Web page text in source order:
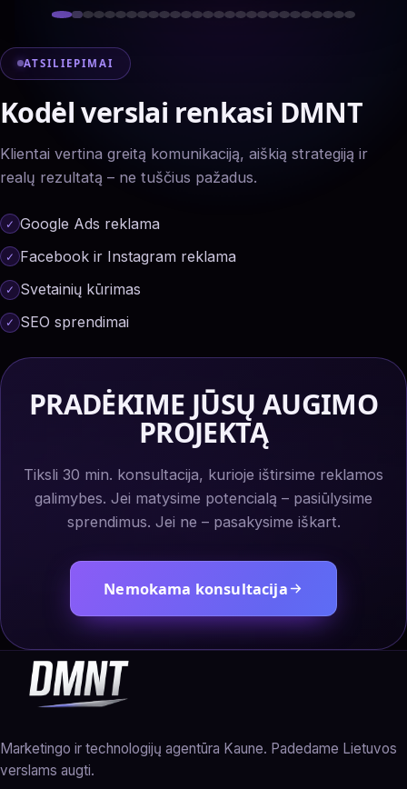
ATSILIEPIMAI
Kodėl verslai renkasi DMNT
Klientai vertina greitą komunikaciją, aiškią strategiją ir
realų rezultatą – ne tuščius pažadus.
Google Ads reklama
Facebook ir Instagram reklama
Svetainių kūrimas
SEO sprendimai
PRADĖKIME JŪSŲ AUGIMO
PROJEKTĄ
Tiksli 30 min. konsultacija, kurioje ištirsime reklamos
galimybes. Jei matysime potencialą – pasiūlysime
sprendimus. Jei ne – pasakysime iškart.
Nemokama konsultacija
Marketingo ir technologijų agentūra Kaune. Padedame Lietuvos
verslams augti.